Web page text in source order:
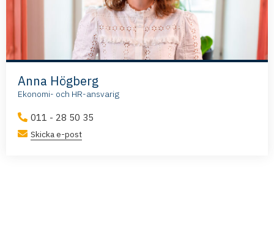
Anna Högberg
Ekonomi- och HR-ansvarig
011 - 28 50 35
Skicka e-post